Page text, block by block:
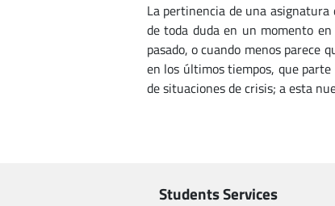
La pertinencia de una
de toda duda en un momento
pasado, o cuando menos parece
en los últimos tiempos, que parte
de situaciones de crisis; a esta
Students Services